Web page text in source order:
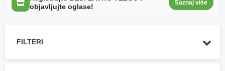
objavljujte oglase!
Saznaj više
FILTERI